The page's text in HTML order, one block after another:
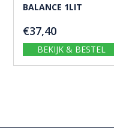
BALANCE 1LIT
€37,40
BEKIJK & BESTEL